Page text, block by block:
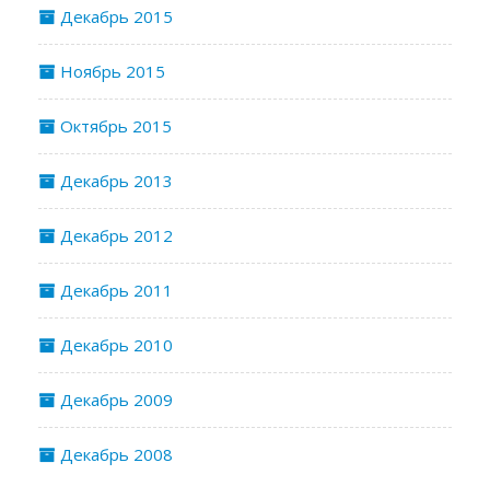
Декабрь 2015
Ноябрь 2015
Октябрь 2015
Декабрь 2013
Декабрь 2012
Декабрь 2011
Декабрь 2010
Декабрь 2009
Декабрь 2008